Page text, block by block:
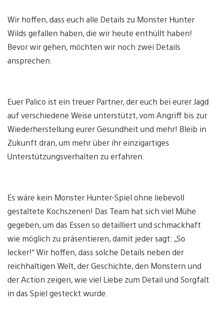
Wir hoffen, dass euch alle Details zu Monster Hunter
Wilds gefallen haben, die wir heute enthüllt haben!
Bevor wir gehen, möchten wir noch zwei Details
ansprechen.
Euer Palico ist ein treuer Partner, der euch bei eurer Jagd
auf verschiedene Weise unterstützt, vom Angriff bis zur
Wiederherstellung eurer Gesundheit und mehr! Bleib in
Zukunft dran, um mehr über ihr einzigartiges
Unterstützungsverhalten zu erfahren.
Es wäre kein Monster Hunter-Spiel ohne liebevoll
gestaltete Kochszenen! Das Team hat sich viel Mühe
gegeben, um das Essen so detailliert und schmackhaft
wie möglich zu präsentieren, damit jeder sagt: „So
lecker!“ Wir hoffen, dass solche Details neben der
reichhaltigen Welt, der Geschichte, den Monstern und
der Action zeigen, wie viel Liebe zum Detail und Sorgfalt
in das Spiel gesteckt wurde.